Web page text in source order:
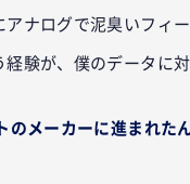
ナログで泥臭いフィ
験が、僕のデータに
メーカーに進まれたん